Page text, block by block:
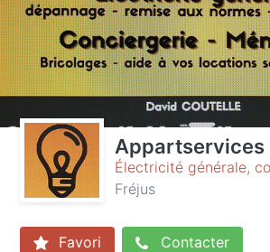
Appartservices
Électricité générale,
Fréjus
Favori Contacter